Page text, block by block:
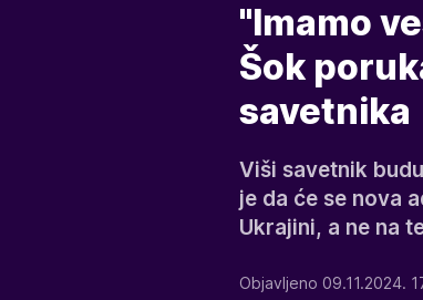
"Imamo
Šok
savetnika
Viši savetnik
je da će se nova
Ukrajini, a ne na
Objavljeno 09.11.2024.